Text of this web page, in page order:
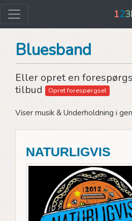
123
Bluesband
Eller opret en
tilbud
Opret forespørgsel
Viser musik & Underholdning i
NATURLIGVIS